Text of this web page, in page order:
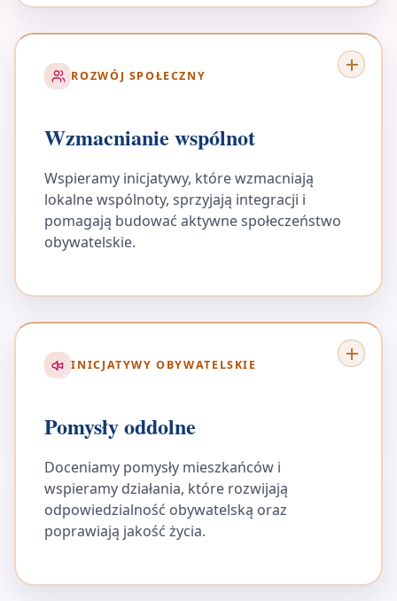
ROZWÓJ SPOŁECZNY
Wzmacnianie wspólnot
Wspieramy inicjatywy, które wzmacniają
lokalne wspólnoty, sprzyjają integracji i
pomagają budować aktywne społeczeństwo
obywatelskie.
INICJATYWY OBYWATELSKIE
Pomysły oddolne
Doceniamy pomysły mieszkańców i
wspieramy działania, które rozwijają
odpowiedzialność obywatelską oraz
poprawiają jakość życia.